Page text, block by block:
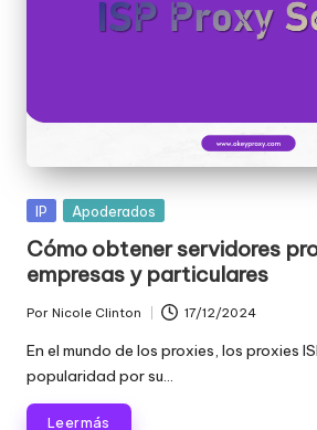
Publicada
IP Apoderados
Cómo obtener servidores
empresas y particulares
Publicado
por
Por Nicole Clinton 17/12/2024
En el mundo de los proxies, los proxies
popularidad por su...
Leer más